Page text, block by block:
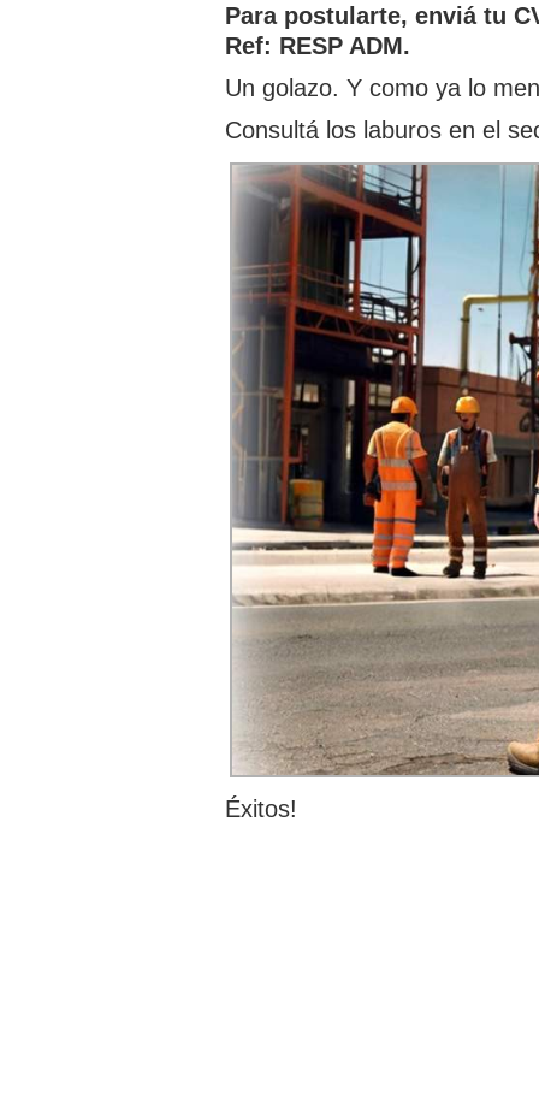
Para postularte, enviá tu
Ref: RESP ADM.
Un golazo. Y como ya lo
Consultá los laburos en el
Éxitos!